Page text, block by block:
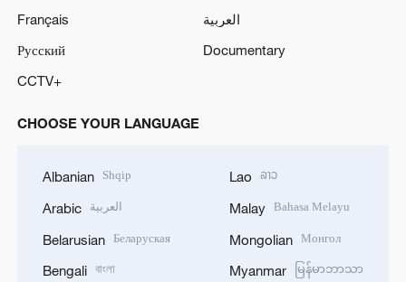
Français
العربية
Русский
Documentary
CCTV+
CHOOSE YOUR LANGUAGE
Albanian Shqip
Arabic العربية
Belarusian Беларуская
Bengali বাংলা
Lao ລາວ
Malay Bahasa Melayu
Mongolian Монгол
Myanmar မြန်မာဘာသာ